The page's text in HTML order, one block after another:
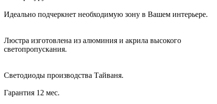
Идеально подчеркнет необходимую зону в Вашем интерьере.
Люстра изготовлена ​​из алюминия и акрила высокого
светопропускания.
Светодиоды производства Тайваня.
Гарантия 12 мес.